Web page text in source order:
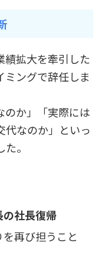
績拡大を牽引した
ングで辞任しま
のか」「実際には
代なのか」といっ
。
社長復帰
再び担うこと